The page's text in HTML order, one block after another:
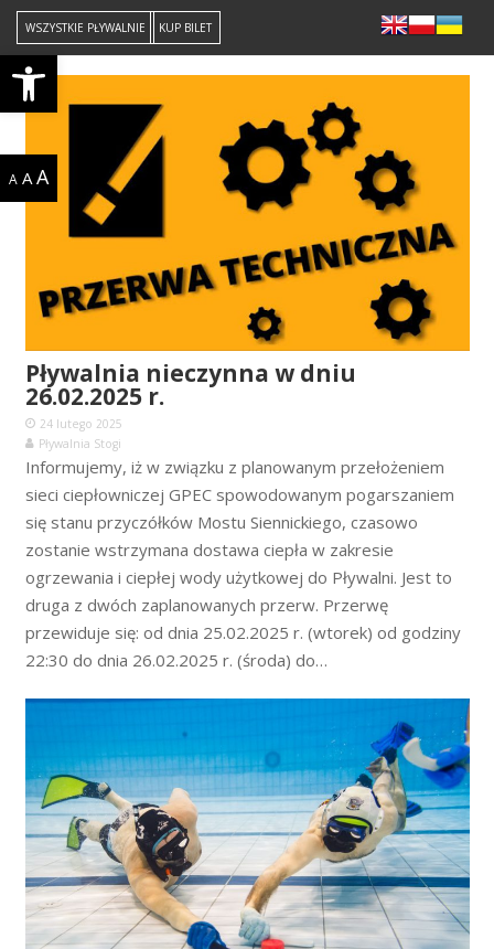
Open toolbar
WSZYSTKIE PŁYWALNIE KUP BILET
A A A
Pływalnia nieczynna w dniu
26.02.2025 r.
24 lutego 2025
Pływalnia Stogi
Informujemy, iż w związku z planowanym przełożeniem
sieci ciepłowniczej GPEC spowodowanym pogarszaniem
się stanu przyczółków Mostu Siennickiego, czasowo
zostanie wstrzymana dostawa ciepła w zakresie
ogrzewania i ciepłej wody użytkowej do Pływalni. Jest to
druga z dwóch zaplanowanych przerw. Przerwę
przewiduje się: od dnia 25.02.2025 r. (wtorek) od godziny
22:30 do dnia 26.02.2025 r. (środa) do…